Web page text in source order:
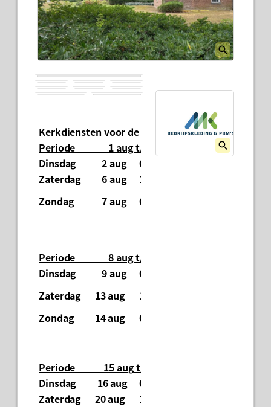
Kerkdiensten voor de periode 1 aug t/m 31 aug
Periode 1 aug t/m 7 aug.
Dinsdag
2 aug 09.00 uur:
Zaterdag
6 aug 19.00 uur:
Zondag
7 aug 09.30 uur:
Periode 8 aug t/m 14 aug.
Dinsdag
9 aug 09.00 uur:
Zaterdag
13 aug 19.00 uur:
Zondag
14 aug 09.30 uur:
Periode 15 aug t/m 21 aug.
Dinsdag
16 aug 09.00 uur:
Zaterdag
20 aug 19.00 uur: